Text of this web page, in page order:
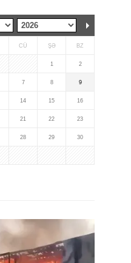
CÜ ŞƏ BZ
1 2
7 8 9
14 15 16
21 22 23
28 29 30